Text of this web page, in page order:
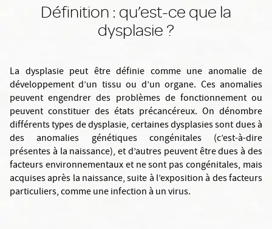
Définition : qu’est-ce que la
dysplasie ?
La dysplasie peut être définie comme une anomalie de
développement d’un tissu ou d’un organe. Ces anomalies
peuvent engendrer des problèmes de fonctionnement ou
peuvent constituer des états précancéreux. On dénombre
différents types de dysplasie, certaines dysplasies sont dues à
des anomalies génétiques congénitales (c’est-à-dire
présentes à la naissance), et d’autres peuvent être dues à des
facteurs environnementaux et ne sont pas congénitales, mais
acquises après la naissance, suite à l’exposition à des facteurs
particuliers, comme une infection à un virus.